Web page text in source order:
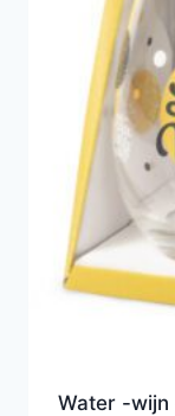
Water -wijn